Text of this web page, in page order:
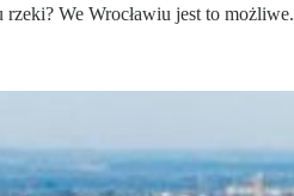
We Wrocławiu jest to możliwe.